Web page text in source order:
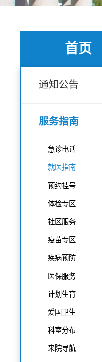
首页
通知公告
服务指南
急诊电话
就医指南
预约挂号
体检专区
社区服务
疫苗专区
疾病预防
医保服务
计划生育
爱国卫生
科室分布
来院导航